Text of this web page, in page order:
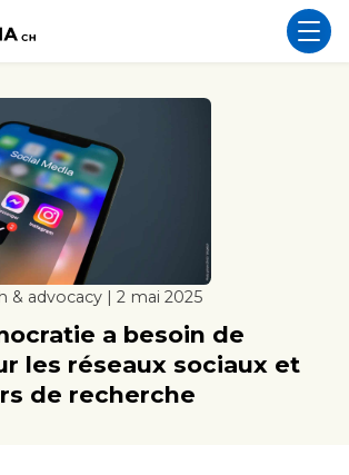
& advocacy | 2 mai 2025
a besoin de
les réseaux sociaux et
de recherche